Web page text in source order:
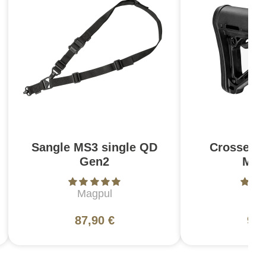
Sangle MS3 single QD
Gen2
Magpul
87,90 €
Crosse
Mil-